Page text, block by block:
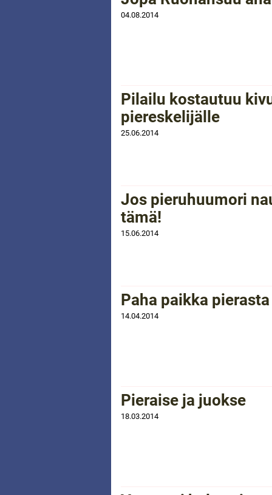
04.08.2014
Pilailu kostautuu
piereskelijälle
25.06.2014
Jos pieruhuumori
tämä!
15.06.2014
Paha paikka pierasta
14.04.2014
Pieraise ja juokse
18.03.2014